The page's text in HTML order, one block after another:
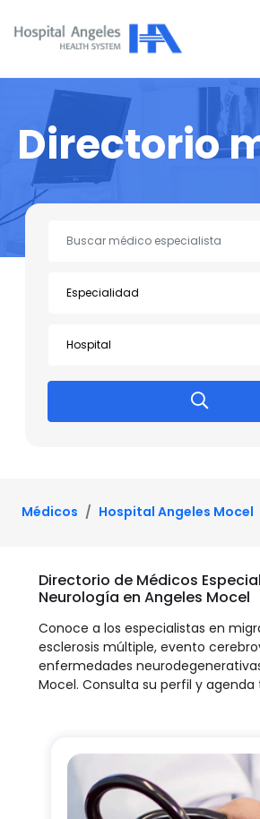
Directorio
Médicos Hospital Angeles Mocel
Directorio de Médicos
Neurología en Angeles Mocel
Conoce a los especialistas en
esclerosis múltiple, evento
enfermedades
Mocel. Consulta su perfil y agenda